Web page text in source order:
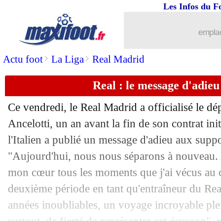
Actu foot> La Liga> Real Madrid
Les Infos du
Real : le message
Ce vendredi, le Real Madrid a officialisé le
Ancelotti, un an avant la fin de son contrat
l'Italien a publié un message d'adieu aux
"Aujourd'hui, nous nous séparons à
mon cœur tous les moments que j'ai vécus au
deuxième période en tant qu'entraîneur du
années inoubliables, un voyage incroyable
Roma: Renato Marin arrive bien au
23/05 PSG: Marquinhos - "ne pas penser à
: le PSG, Diouf ne craint pas
23/05 Chelsea: Maresca clarifie l'avenir de
23/05 Leicester: un rebond en Espagne
23/05 PSG : Campos prolongé, Luis
23/05 PSG: Marquinhos flou sur son avenir
23/05 Real: qui pour récupérer le n°10 de